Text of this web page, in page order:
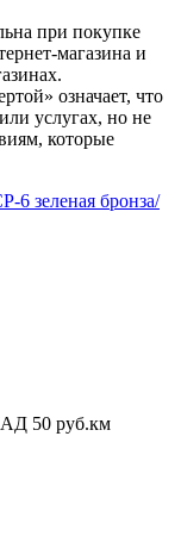
при покупке
магазина и
означает, что
услугах, но не
которые
50 руб.км